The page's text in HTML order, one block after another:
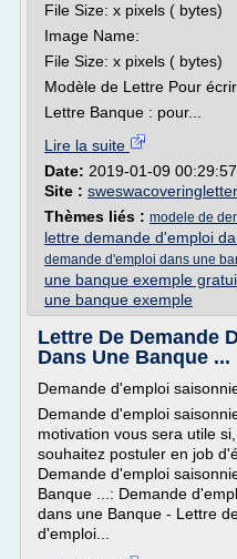
File Size: x pixels ( bytes)
Image Name:
File Size: x pixels ( bytes)
Modèle de Lettre Pour
Lettre Banque : pour...
Lire la suite
Date: 2019-01-09 00:29:57
Site :
Thèmes liés : modele de
lettre demande d'emploi
demande d'emploi dans une
une banque exemple
une banque exemple
Lettre De Demande
Dans Une Banque ...
Demande d'emploi
Demande d'emploi
motivation vous sera utile
souhaitez postuler en job
Demande d'emploi
Banque ...: Demande
dans une Banque - Lettre
d'emploi...